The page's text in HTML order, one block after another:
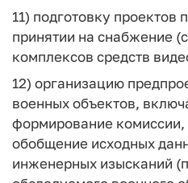
11) подготовку проектов
принятии на снабжение
комплексов средств
12) организацию
военных объектов,
формирование комиссии,
обобщение исходных
инженерных изысканий